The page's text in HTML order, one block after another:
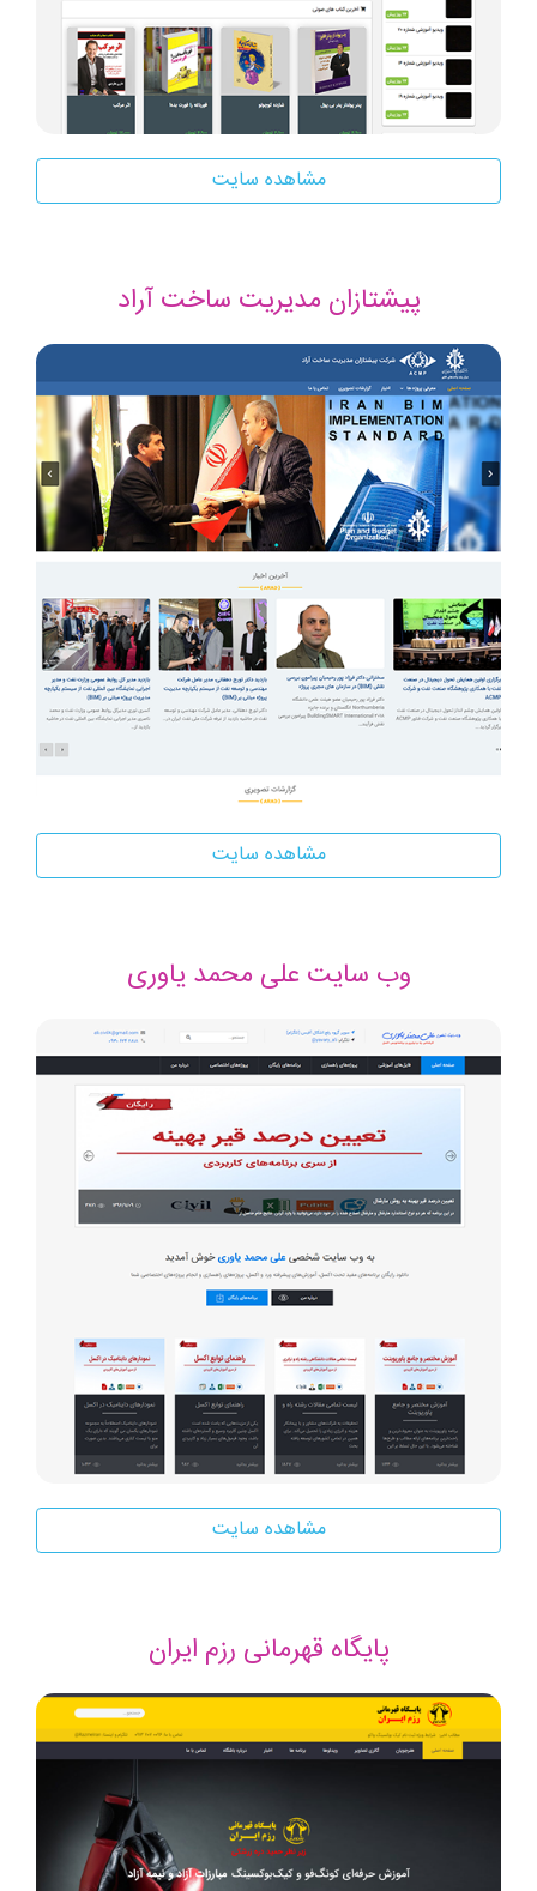
مشاهده سایت
پیشتازان مدیریت ساخت آراد
مشاهده سایت
وب سایت علی محمد یاوری
مشاهده سایت
پایگاه قهرمانی رزم ایران